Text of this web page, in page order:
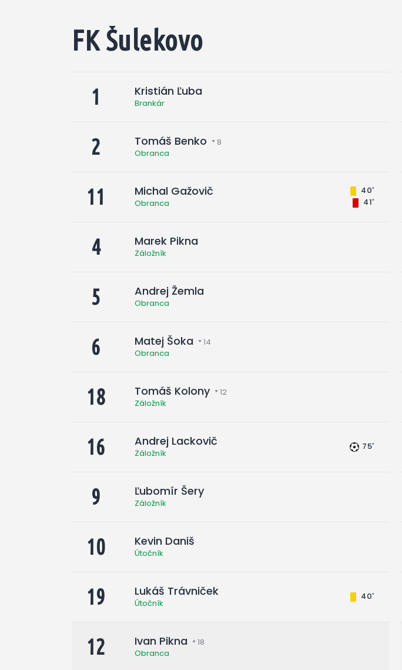
FK Šulekovo
1 Kristián Ľuba
Brankár
2 Tomáš Benko
8
Obranca
11 Michal Gažovič
Obranca
40'
41'
4 Marek Pikna
Záložník
5 Andrej Žemla
Obranca
6 Matej Šoka
14
Obranca
18 Tomáš Kolony
12
Záložník
16 Andrej Lackovič
Záložník
75'
9 Ľubomír Šery
Záložník
10 Kevin Daniš
Útočník
19 Lukáš Trávniček
Útočník
40'
12 Ivan Pikna
18
Obranca